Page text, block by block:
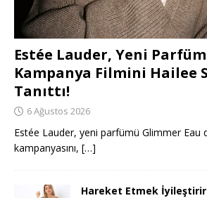
Estée Lauder, Yeni
Kampanya Filmini Hailee
Tanıttı!
6 Ağustos 2026
Estée Lauder, yeni parfümü Glimmer Eau
kampanyasını, […]
Hareket Etmek İyileştirir